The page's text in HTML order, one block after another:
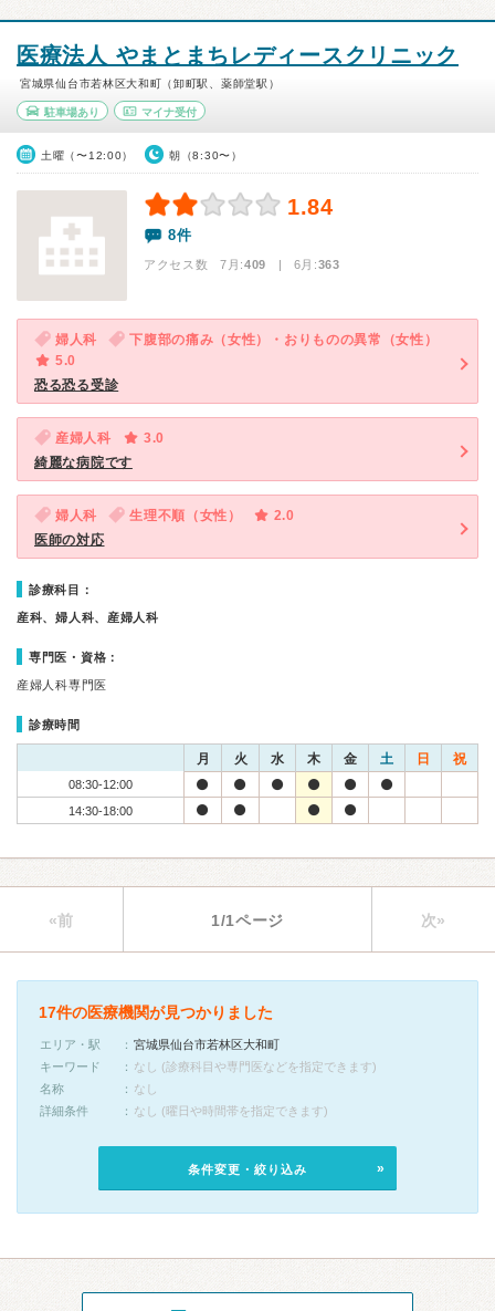
医療法人 やまとまちレディースクリニック
宮城県仙台市若林区大和町（卸町駅、薬師堂駅）
駐車場あり マイナ受付
土曜（〜12:00） 朝（8:30〜）
1.84
8件
アクセス数 7月:409 | 6月:363
婦人科
下腹部の痛み（女性）・おりものの異常（女性）
5.0
恐る恐る受診
産婦人科
3.0
綺麗な病院です
婦人科 生理不順（女性）
2.0
医師の対応
診療科目：
産科、婦人科、産婦人科
専門医・資格：
産婦人科専門医
診療時間
月 火 水 木 金 土 日 祝
08:30-12:00
14:30-18:00
«前 1/1ページ 次»
17件の医療機関が見つかりました
エリア・駅
宮城県仙台市若林区大和町
キーワード
なし (診療科目や専門医などを指定できます)
名称
なし
詳細条件
なし (曜日や時間帯を指定できます)
条件変更・絞り込み